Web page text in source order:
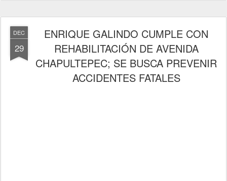
DEC
29
ENRIQUE GALINDO CUMPLE CON
REHABILITACIÓN DE AVENIDA
CHAPULTEPEC; SE BUSCA PREVENIR
ACCIDENTES FATALES